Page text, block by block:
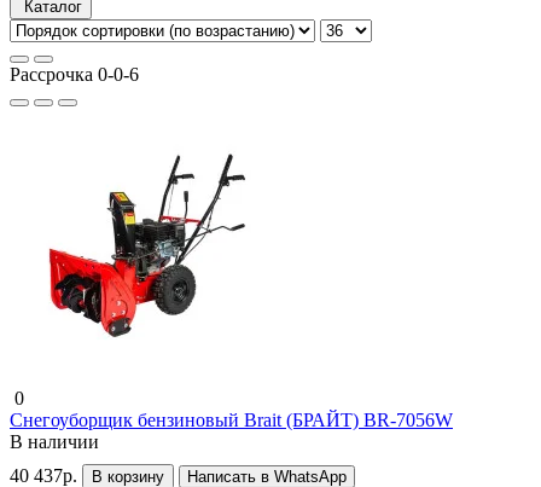
Каталог
Рассрочка 0-0-6
0
Снегоуборщик бензиновый Brait (БРАЙТ) BR-7056W
В наличии
40 437р.
В корзину
Написать в WhatsApp